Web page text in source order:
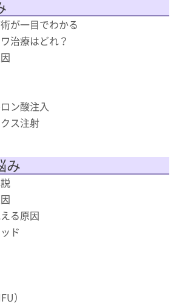
が一目でわかる
治療はどれ？
ン酸注入
ス注射
み
る原因
ド
）